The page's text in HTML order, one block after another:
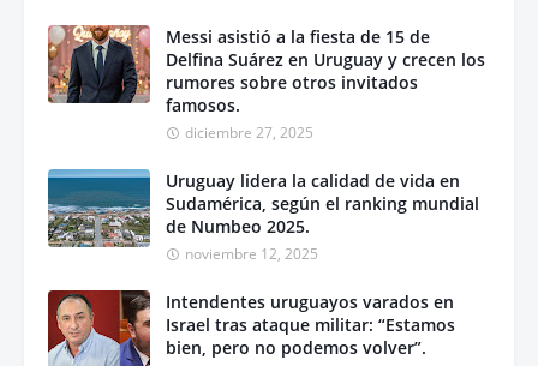
Messi asistió a la fiesta de 15 de
Delfina Suárez en Uruguay y crecen los
rumores sobre otros invitados
famosos.
diciembre 27, 2025
Uruguay lidera la calidad de vida en
Sudamérica, según el ranking mundial
de Numbeo 2025.
noviembre 12, 2025
Intendentes uruguayos varados en
Israel tras ataque militar: “Estamos
bien, pero no podemos volver”.